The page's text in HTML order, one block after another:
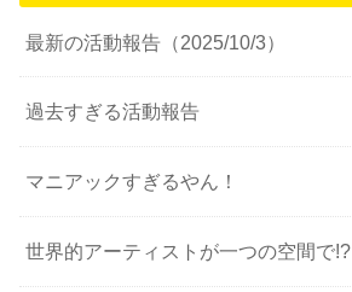
最新の活動報告（2025/10/3）
過去すぎる活動報告
マニアックすぎるやん！
世界的アーティストが一つの空間で!?